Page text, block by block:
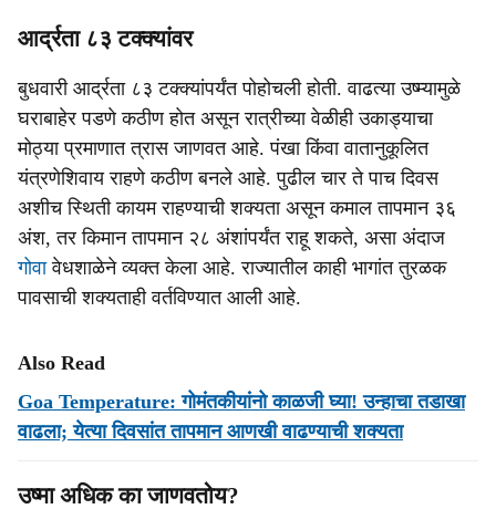
आर्द्रता ८३ टक्क्यांवर
बुधवारी आर्द्रता ८३ टक्क्यांपर्यंत पोहोचली होती. वाढत्या उष्म्यामुळे
घराबाहेर पडणे कठीण होत असून रात्रीच्या वेळीही उकाड्याचा
मोठ्या प्रमाणात त्रास जाणवत आहे. पंखा किंवा वातानुकूलित
यंत्रणेशिवाय राहणे कठीण बनले आहे. पुढील चार ते पाच दिवस
अशीच स्थिती कायम राहण्याची शक्यता असून कमाल तापमान ३६
अंश, तर किमान तापमान २८ अंशांपर्यंत राहू शकते, असा अंदाज
गोवावेधशाळेने व्यक्त केला आहे. राज्यातील काही भागांत तुरळक
पावसाची शक्यताही वर्तविण्यात आली आहे.
Also Read
Goa Temperature: गोमंतकीयांनो काळजी घ्या! उन्हाचा तडाखा
वाढला; येत्या दिवसांत तापमान आणखी वाढण्याची शक्यता
उष्मा अधिक का जाणवतोय?